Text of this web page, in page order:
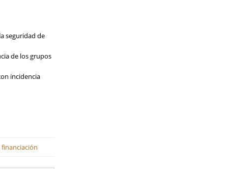
seguridad de
de los grupos
incidencia
financiación